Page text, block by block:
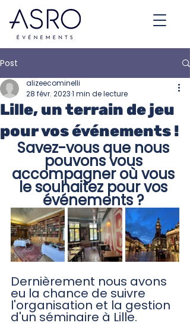
Post
Lille, un terrain de jeu
pour vos événements !
alizeecominelli
28 févr. 20231 min de lecture
Savez-vous que nous
pouvons vous
accompagner où vous
le souhaitez pour vos
événements ?
Dernièrement nous avons
eu la chance de suivre
l'organisation et la gestion
d'un séminaire à Lille.